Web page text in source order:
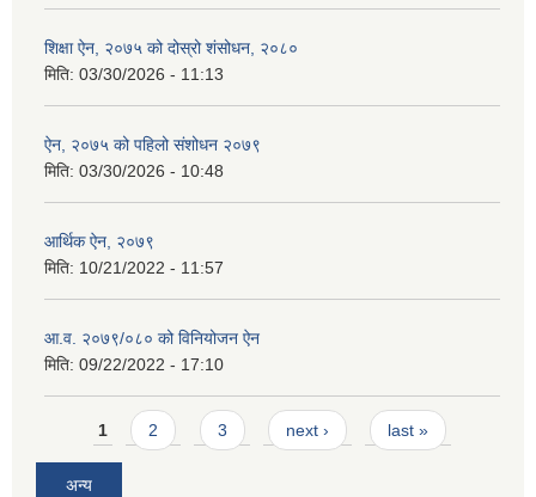
शिक्षा ऐन, २०७५ को दोस्रो शंसोधन, २०८०
मिति: 03/30/2026 - 11:13
ऐन, २०७५ को पहिलो संशोधन २०७९
मिति: 03/30/2026 - 10:48
आर्थिक ऐन, २०७९
मिति: 10/21/2022 - 11:57
आ.व. २०७९/०८० को विनियोजन ऐन
मिति: 09/22/2022 - 17:10
Pages
1 2 3 next › last »
अन्य